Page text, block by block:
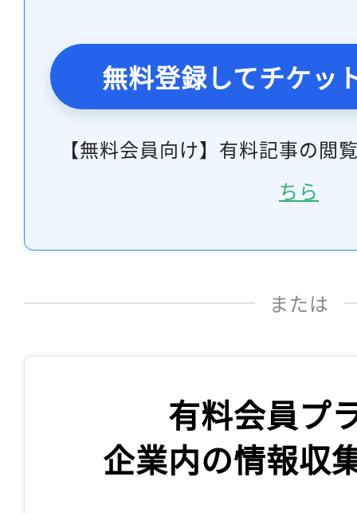
無料登録してチケッ
【無料会員向け】有料記事の閲
ちら
または
有料会員プ
企業内の情報収